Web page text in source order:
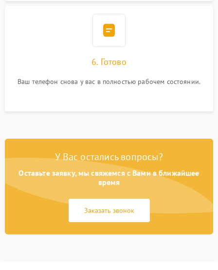
6. Готово
Ваш телефон снова у вас в полностью рабочем состоянии.
У Вас остались вопросы?
Оставьте заявку, мы свяжемся с Вами в ближайшее
время
Заказать звонок